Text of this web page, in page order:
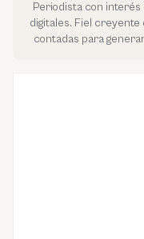
Periodista con
digitales. Fiel
contadas para